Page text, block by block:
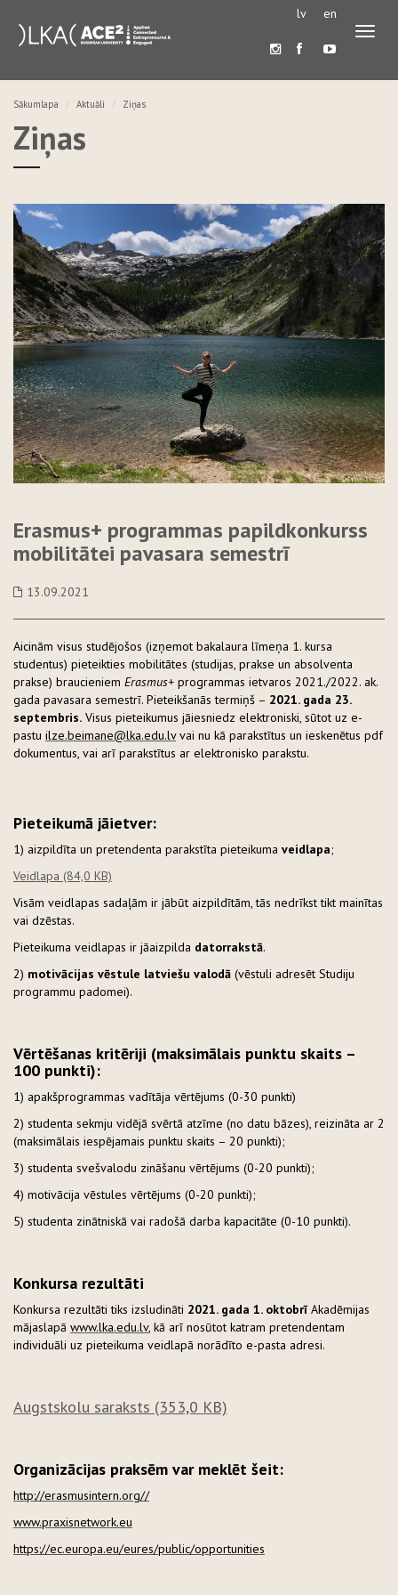
lv en
Sākumlapa Aktuāli Ziņas
Ziņas
Erasmus+ programmas papildkonkurss
mobilitātei pavasara semestrī
13.09.2021
Aicinām visus studējošos (izņemot bakalaura līmeņa 1. kursa
studentus) pieteikties mobilitātes (studijas, prakse un absolventa
prakse) braucieniem Erasmus+ programmas ietvaros 2021./2022. ak.
gada pavasara semestrī. Pieteikšanās termiņš – 2021. gada 23.
septembris. Visus pieteikumus jāiesniedz elektroniski, sūtot uz e-
pastu ilze.beimane@lka.edu.lvvai nu kā parakstītus un ieskenētus pdf
dokumentus, vai arī parakstītus ar elektronisko parakstu.
Pieteikumā jāietver:
1) aizpildīta un pretendenta parakstīta pieteikuma veidlapa;
Veidlapa (84,0 KB)
Visām veidlapas sadaļām ir jābūt aizpildītām, tās nedrīkst tikt mainītas
vai dzēstas.
Pieteikuma veidlapas ir jāaizpilda datorrakstā.
2) motivācijas vēstule latviešu valodā (vēstuli adresēt Studiju
programmu padomei).
Vērtēšanas kritēriji (maksimālais punktu skaits –
100 punkti):
1) apakšprogrammas vadītāja vērtējums (0-30 punkti)
2) studenta sekmju vidējā svērtā atzīme (no datu bāzes), reizināta ar 2
(maksimālais iespējamais punktu skaits – 20 punkti);
3) studenta svešvalodu zināšanu vērtējums (0-20 punkti);
4) motivācija vēstules vērtējums (0-20 punkti);
5) studenta zinātniskā vai radošā darba kapacitāte (0-10 punkti).
Konkursa rezultāti
Konkursa rezultāti tiks izsludināti 2021. gada 1. oktobrīAkadēmijas
mājaslapā www.lka.edu.lv, kā arī nosūtot katram pretendentam
individuāli uz pieteikuma veidlapā norādīto e-pasta adresi.
Augstskolu saraksts (353,0 KB)
Organizācijas praksēm var meklēt šeit:
http://erasmusintern.org//
www.praxisnetwork.eu
https://ec.europa.eu/eures/public/opportunities